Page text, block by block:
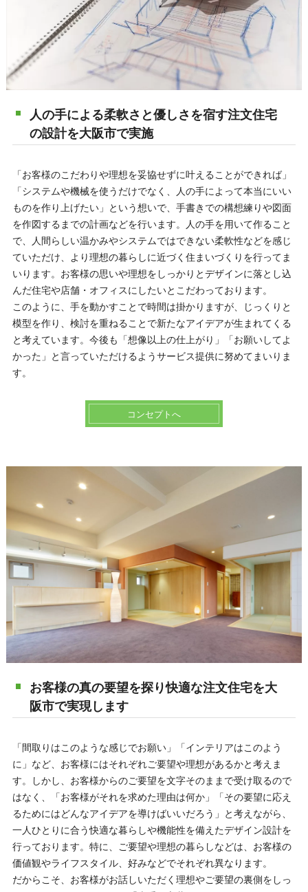
人の手による柔軟さと優しさを宿す注文住宅
の設計を大阪市で実施
「お客様のこだわりや理想を妥協せずに叶えることができれば」
「システムや機械を使うだけでなく、人の手によって本当にいい
ものを作り上げたい」という想いで、手書きでの構想練りや図面
を作図するまでの計画などを行います。人の手を用いて作ること
で、人間らしい温かみやシステムではできない柔軟性などを感じ
ていただけ、より理想の暮らしに近づく住まいづくりを行ってま
いります。お客様の思いや理想をしっかりとデザインに落とし込
んだ住宅や店舗・オフィスにしたいとこだわっております。
このように、手を動かすことで時間は掛かりますが、じっくりと
模型を作り、検討を重ねることで新たなアイデアが生まれてくる
と考えています。今後も「想像以上の仕上がり」「お願いしてよ
かった」と言っていただけるようサービス提供に努めてまいりま
す。
コンセプトへ
お客様の真の要望を探り快適な注文住宅を大
阪市で実現します
「間取りはこのような感じでお願い」「インテリアはこのよう
に」など、お客様にはそれぞれご要望や理想があるかと考えま
す。しかし、お客様からのご要望を文字そのままで受け取るので
はなく、「お客様がそれを求めた理由は何か」「その要望に応え
るためにはどんなアイデアを導けばいいだろう」と考えながら、
一人ひとりに合う快適な暮らしや機能性を備えたデザイン設計を
行っております。特に、ご要望や理想の暮らしなどは、お客様の
価値観やライフスタイル、好みなどでそれぞれ異なります。
だからこそ、お客様がお話しいただく理想やご要望の裏側をしっ